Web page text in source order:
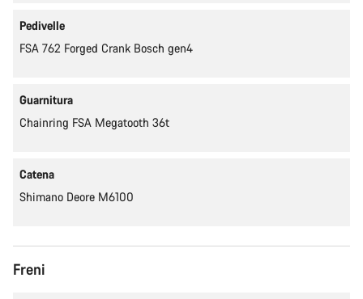
Pedivelle
FSA 762 Forged Crank Bosch gen4
Guarnitura
Chainring FSA Megatooth 36t
Catena
Shimano Deore M6100
Freni